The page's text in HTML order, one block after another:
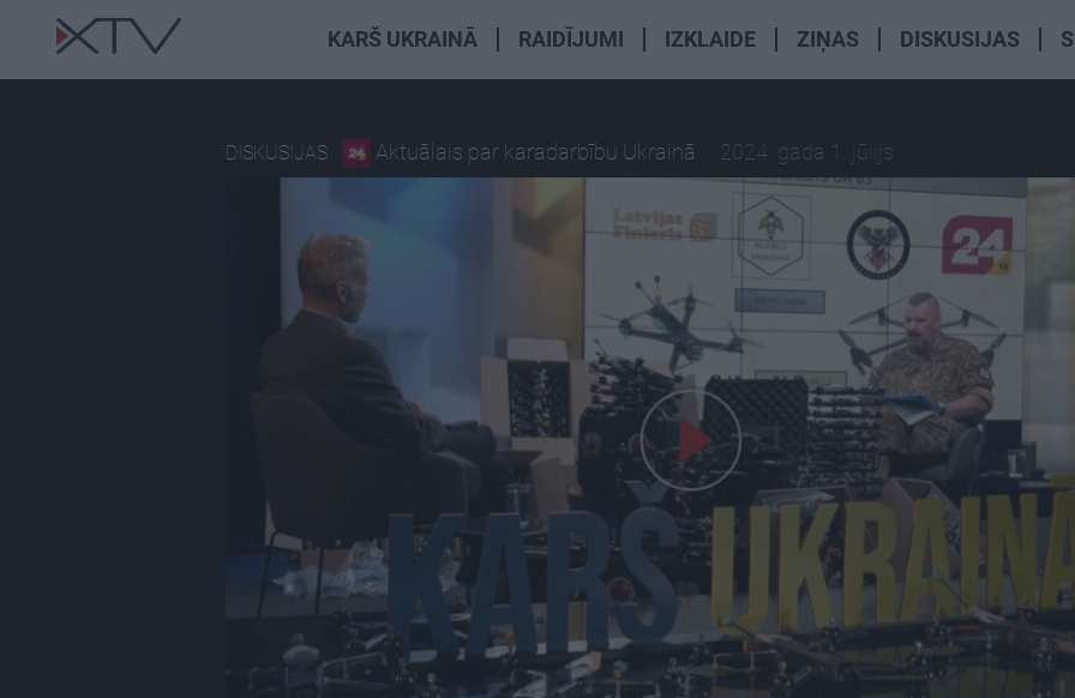
KARŠ UKRAINĀ RAIDĪJUMI IZKLAIDE ZIŅAS DISKUSIJAS
DISKUSIJAS Aktuālais par karadarbību Ukrainā 2024. gada 1. jūlijs